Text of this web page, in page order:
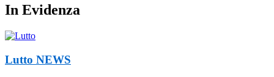
In Evidenza
Lutto NEWS